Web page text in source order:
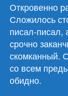
Откровенно
Сложилось
писал-
срочно
скомканный.
со всем
обидно.